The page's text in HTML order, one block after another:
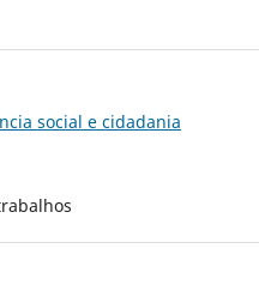
social e cidadania